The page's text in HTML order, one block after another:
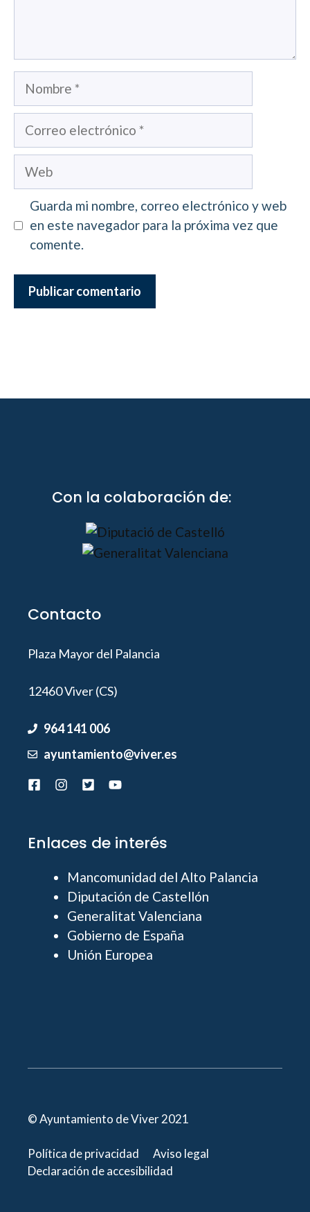
Nombre
Correo
Web
Guarda mi nombre, correo electrónico y web
en este navegador para la próxima vez que
comente.
Con la colaboración de:
Contacto
Plaza Mayor del Palancia
12460 Viver (CS)
964 141 006
ayuntamiento@viver.es
Enlaces de interés
Mancomunidad del Alto Palancia
Diputación de Castellón
Generalitat Valenciana
Gobierno de España
Unión Europea
© Ayuntamiento de Viver 2021
Política de privacidad
Aviso legal
Declaración de accesibilidad